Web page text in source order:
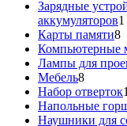
Зарядные
аккумуляторов1
Карты памяти88
Компьютерные
Лампы для
Мебель88
товаров
Набор отверток1
Напольные
Наушники для